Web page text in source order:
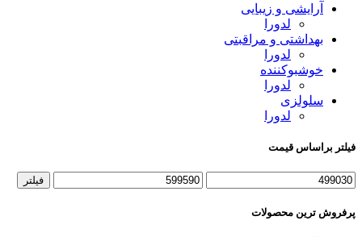
آرایشی و زیبایی
لدورا
بهداشتی و مراقبتی
لدورا
خوشبوکننده
لدورا
سلولزی
لدورا
فیلتر براساس قیمت
حداقل
حداکثر
فیلتر
پرفروش ترین محصولات